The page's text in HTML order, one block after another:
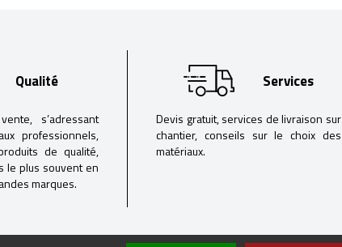
Qualité
s’adressant
professionnels,
de qualité,
le plus souvent en
marques.
Services
Devis gratuit, services de livraison sur
chantier, conseils sur le choix des
matériaux.